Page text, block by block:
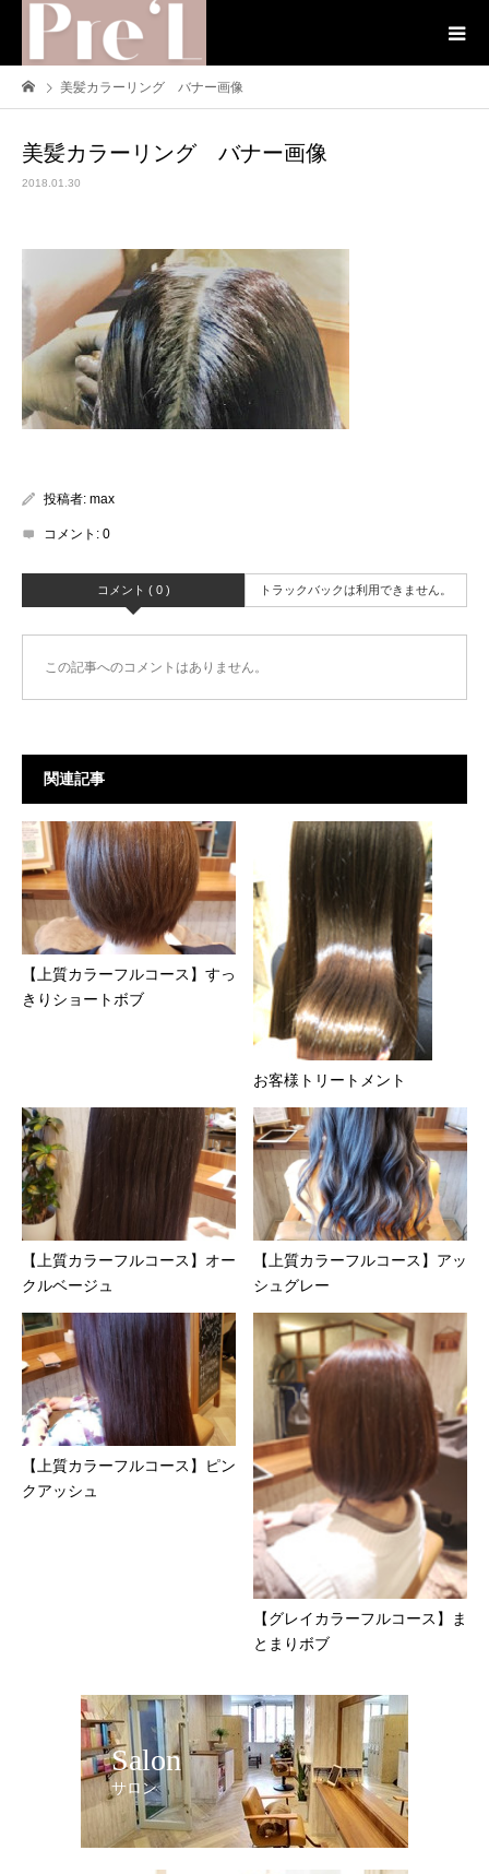
美髪カラーリング バナー画像
美髪カラーリング バナー画像
2018.01.30
投稿者: max
コメント: 0
コメント ( 0 ) トラックバックは利用できません。
この記事へのコメントはありません。
関連記事
【上質カラーフルコース】すっ
きりショートボブ
お客様トリートメント
【上質カラーフルコース】オー
クルベージュ
【上質カラーフルコース】アッ
シュグレー
【上質カラーフルコース】ピン
クアッシュ
【グレイカラーフルコース】ま
とまりボブ
Salon
サロン